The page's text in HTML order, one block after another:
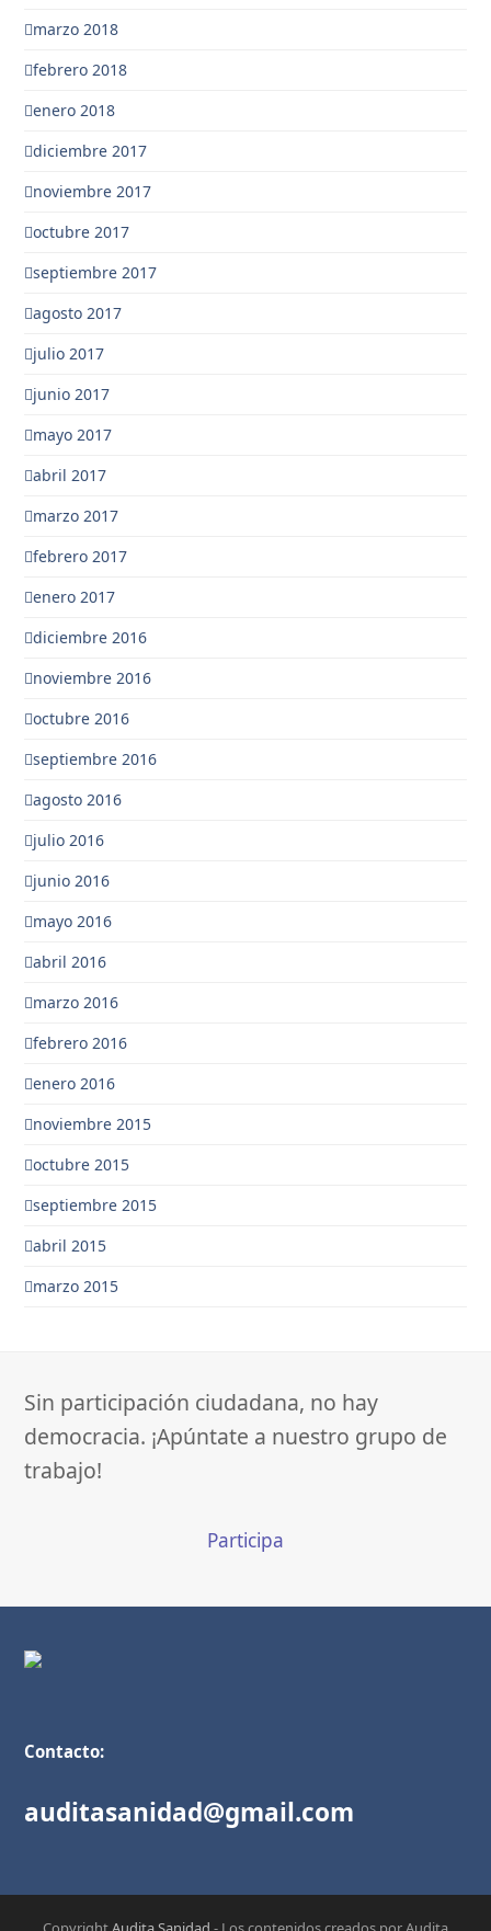
marzo 2018
febrero 2018
enero 2018
diciembre 2017
noviembre 2017
octubre 2017
septiembre 2017
agosto 2017
julio 2017
junio 2017
mayo 2017
abril 2017
marzo 2017
febrero 2017
enero 2017
diciembre 2016
noviembre 2016
octubre 2016
septiembre 2016
agosto 2016
julio 2016
junio 2016
mayo 2016
abril 2016
marzo 2016
febrero 2016
enero 2016
noviembre 2015
octubre 2015
septiembre 2015
abril 2015
marzo 2015
Sin participación ciudadana, no hay
democracia. ¡Apúntate a nuestro grupo de
trabajo!
Participa
Contacto:
auditasanidad@gmail.com